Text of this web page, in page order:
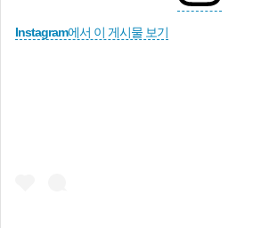
Instagram에서 이 게시물 보기